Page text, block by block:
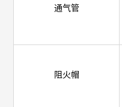
通气管
阻火帽